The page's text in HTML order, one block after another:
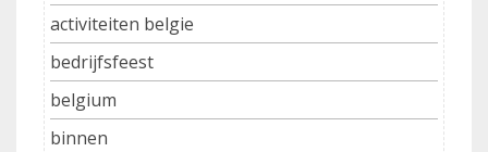
activiteiten belgie
bedrijfsfeest
belgium
binnen